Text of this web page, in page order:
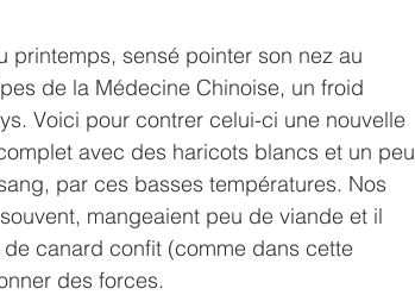
printemps, sensé pointer son nez au
de la Médecine Chinoise, un froid
Voici pour contrer celui-ci une nouvelle
avec des haricots blancs et un peu
par ces basses températures. Nos
mangeaient peu de viande et il
de canard confit (comme dans cette
des forces.